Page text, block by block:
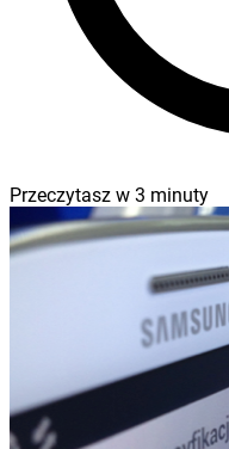
Przeczytasz w 3 minuty